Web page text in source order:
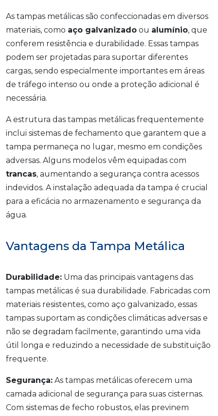
As tampas metálicas são confeccionadas em diversos
materiais, como aço galvanizado ou alumínio, que
conferem resistência e durabilidade. Essas tampas
podem ser projetadas para suportar diferentes
cargas, sendo especialmente importantes em áreas
de tráfego intenso ou onde a proteção adicional é
necessária.
A estrutura das tampas metálicas frequentemente
inclui sistemas de fechamento que garantem que a
tampa permaneça no lugar, mesmo em condições
adversas. Alguns modelos vêm equipadas com
trancas, aumentando a segurança contra acessos
indevidos. A instalação adequada da tampa é crucial
para a eficácia no armazenamento e segurança da
água.
Vantagens da Tampa Metálica
Durabilidade: Uma das principais vantagens das
tampas metálicas é sua durabilidade. Fabricadas com
materiais resistentes, como aço galvanizado, essas
tampas suportam as condições climáticas adversas e
não se degradam facilmente, garantindo uma vida
útil longa e reduzindo a necessidade de substituição
frequente.
Segurança: As tampas metálicas oferecem uma
camada adicional de segurança para suas cisternas.
Com sistemas de fecho robustos, elas previnem